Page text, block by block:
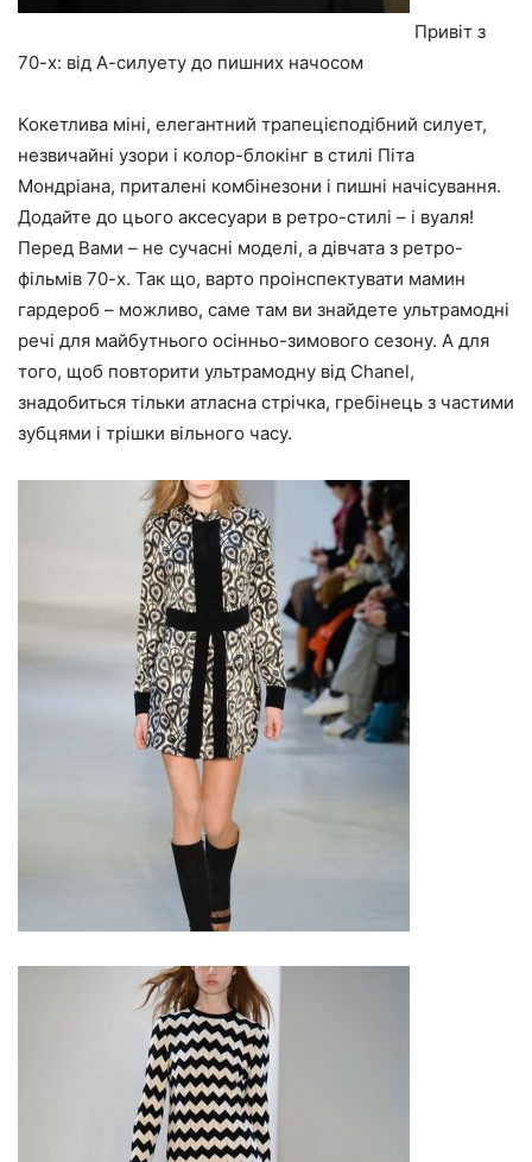
Привіт з
70-х: від А-силуету до пишних начосом
Кокетлива міні, елегантний трапецієподібний силует,
незвичайні узори і колор-блокінг в стилі Піта
Мондріана, приталені комбінезони і пишні начісування.
Додайте до цього аксесуари в ретро-стилі – і вуаля!
Перед Вами – не сучасні моделі, а дівчата з ретро-
фільмів 70-х. Так що, варто проінспектувати мамин
гардероб – можливо, саме там ви знайдете ультрамодні
речі для майбутнього осінньо-зимового сезону. А для
того, щоб повторити ультрамодну від Chanel,
знадобиться тільки атласна стрічка, гребінець з частими
зубцями і трішки вільного часу.